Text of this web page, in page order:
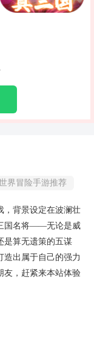
界冒险手游推荐
，背景设定在波澜壮
国名将——无论是威
是算无遗策的五谋
造出属于自己的强力
友，赶紧来本站体验